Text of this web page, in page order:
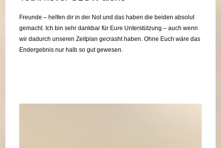
Freunde – helfen dir in der Not und das haben die beiden absolut
gemacht. Ich bin sehr dankbar für Eure Unterstützung – auch wenn
wir dadurch unseren Zeitplan gecrasht haben. Ohne Euch wäre das
Endergebnis nur halb so gut gewesen.